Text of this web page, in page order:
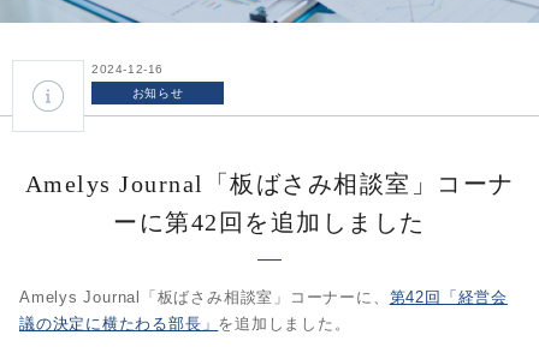
2024-12-16
お知らせ
Amelys Journal「板ばさみ相談室」コーナ
ーに第42回を追加しました
Amelys Journal「板ばさみ相談室」コーナーに、 第42回「経営会
議の決定に横たわる部長」 を追加しました。